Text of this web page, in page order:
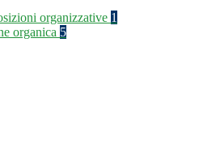
organizzative 1
organica 5